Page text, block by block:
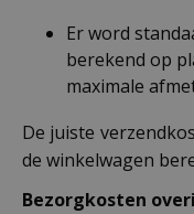
Er word
berekend op
maximale
De juiste
de winkelwagen
Bezorgkosten